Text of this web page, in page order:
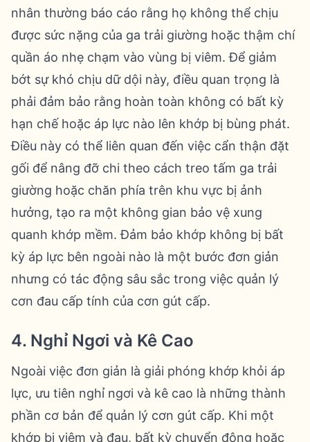
nhân thường báo cáo rằng họ không thể chịu
được sức nặng của ga trải giường hoặc thậm chí
quần áo nhẹ chạm vào vùng bị viêm. Để giảm
bớt sự khó chịu dữ dội này, điều quan trọng là
phải đảm bảo rằng hoàn toàn không có bất kỳ
hạn chế hoặc áp lực nào lên khớp bị bùng phát.
Điều này có thể liên quan đến việc cẩn thận đặt
gối để nâng đỡ chi theo cách treo tấm ga trải
giường hoặc chăn phía trên khu vực bị ảnh
hưởng, tạo ra một không gian bảo vệ xung
quanh khớp mềm. Đảm bảo khớp không bị bất
kỳ áp lực bên ngoài nào là một bước đơn giản
nhưng có tác động sâu sắc trong việc quản lý
cơn đau cấp tính của cơn gút cấp.
4. Nghỉ Ngơi và Kê Cao
Ngoài việc đơn giản là giải phóng khớp khỏi áp
lực, ưu tiên nghỉ ngơi và kê cao là những thành
phần cơ bản để quản lý cơn gút cấp. Khi một
khớp bị viêm và đau, bất kỳ chuyển động hoặc